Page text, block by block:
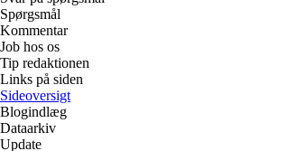
Spørgsmål
Kommentar
Job hos os
Tip redaktionen
Links på siden
Sideoversigt
Blogindlæg
Dataarkiv
Update